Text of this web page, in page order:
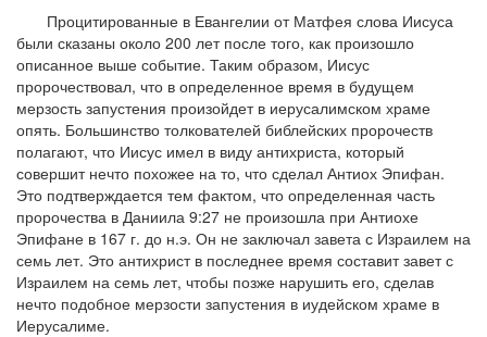
Процитированные в Евангелии от Матфея слова Иисуса
были сказаны около 200 лет после того, как произошло
описанное выше событие. Таким образом, Иисус
пророчествовал, что в определенное время в будущем
мерзость запустения произойдет в иерусалимском храме
опять. Большинство толкователей библейских пророчеств
полагают, что Иисус имел в виду антихриста, который
совершит нечто похожее на то, что сделал Антиох Эпифан.
Это подтверждается тем фактом, что определенная часть
пророчества в Даниила 9:27 не произошла при Антиохе
Эпифане в 167 г. до н.э. Он не заключал завета с Израилем на
семь лет. Это антихрист в последнее время составит завет с
Израилем на семь лет, чтобы позже нарушить его, сделав
нечто подобное мерзости запустения в иудейском храме в
Иерусалиме.